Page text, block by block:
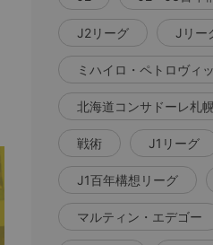
J2リーグ Jリー
ミハイロ・ペトロヴィ
北海道コンサドーレ札
戦術 J1リーグ
J1百年構想リーグ
マルティン・エデゴー